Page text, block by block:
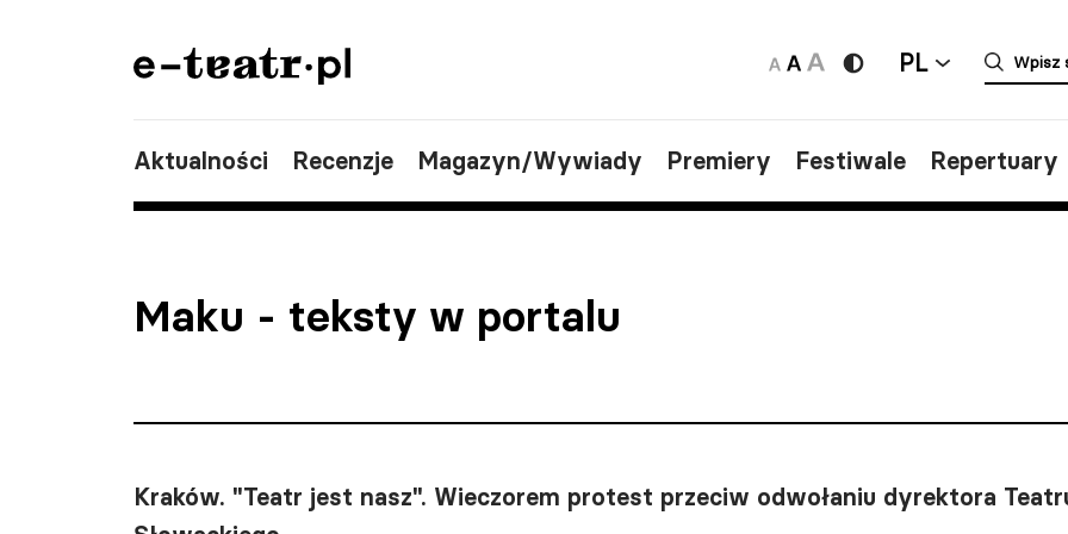
PL
Aktualności Recenzje Magazyn/Wywiady Premiery Festiwale Repertuary
Maku - teksty w portalu
Kraków. "Teatr jest nasz". Wieczorem protest przeciw odwołaniu dyrektora